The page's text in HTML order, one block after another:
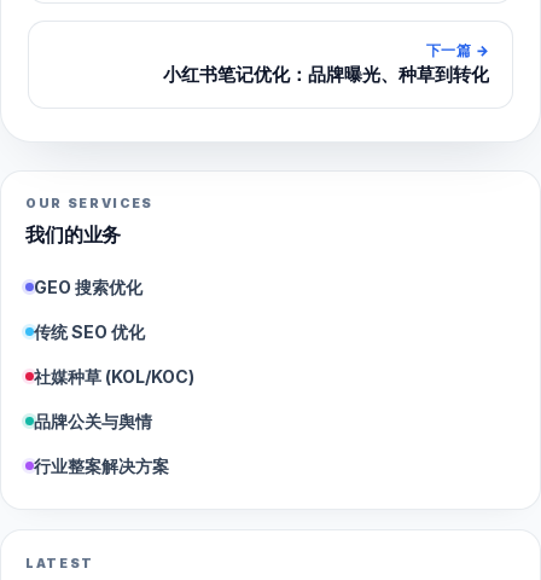
下一篇 →
小红书笔记优化：品牌曝光、种草到转化
OUR SERVICES
我们的业务
GEO 搜索优化
传统 SEO 优化
社媒种草 (KOL/KOC)
品牌公关与舆情
行业整案解决方案
LATEST